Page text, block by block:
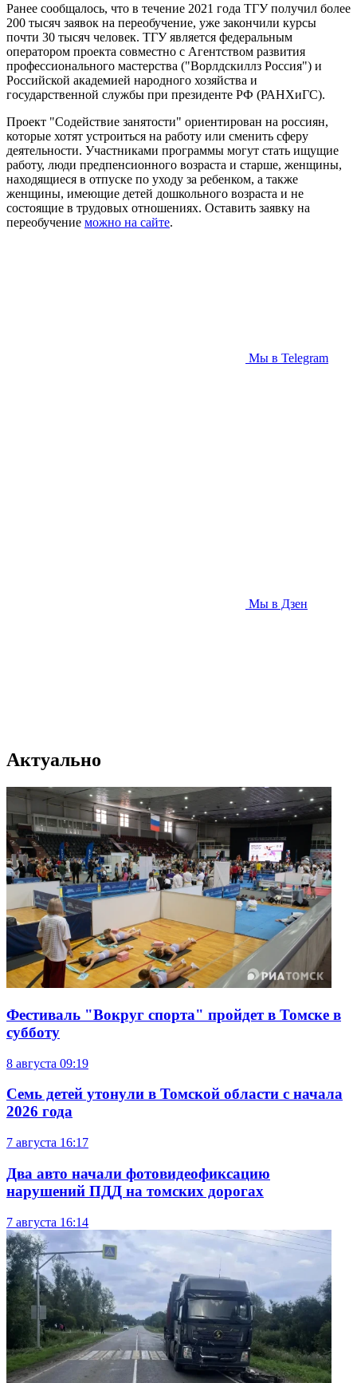
Ранее сообщалось, что в течение 2021 года ТГУ получил более
200 тысяч заявок на переобучение, уже закончили курсы
почти 30 тысяч человек. ТГУ является федеральным
оператором проекта совместно с Агентством развития
профессионального мастерства ("Ворлдскиллз Россия") и
Российской академией народного хозяйства и
государственной службы при президенте РФ (РАНХиГС).
Проект "Содействие занятости" ориентирован на россиян,
которые хотят устроиться на работу или сменить сферу
деятельности. Участниками программы могут стать ищущие
работу, люди предпенсионного возраста и старше, женщины,
находящиеся в отпуске по уходу за ребенком, а также
женщины, имеющие детей дошкольного возраста и не
состоящие в трудовых отношениях. Оставить заявку на
переобучение можно на сайте.
Мы в Telegram
Мы в Дзен
Актуально
Фестиваль "Вокруг спорта" пройдет в Томске в
субботу
8 августа 09:19
Семь детей утонули в Томской области с начала
2026 года
7 августа 16:17
Два авто начали фотовидеофиксацию
нарушений ПДД на томских дорогах
7 августа 16:14